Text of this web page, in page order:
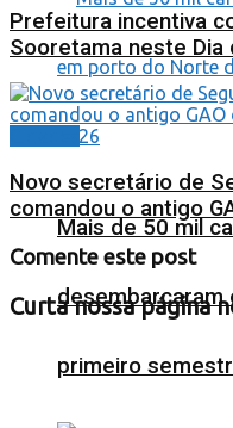
Mais de 50 mil
desembarcaram
primeiro
Prefeitura incentiva
Sooretama neste Dia
Novo secretário de
comandou o antigo
Comente este post
Curta nossa página